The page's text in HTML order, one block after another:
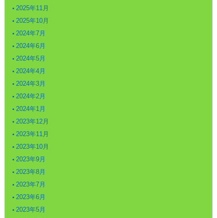
2025年11月
2025年10月
2024年7月
2024年6月
2024年5月
2024年4月
2024年3月
2024年2月
2024年1月
2023年12月
2023年11月
2023年10月
2023年9月
2023年8月
2023年7月
2023年6月
2023年5月